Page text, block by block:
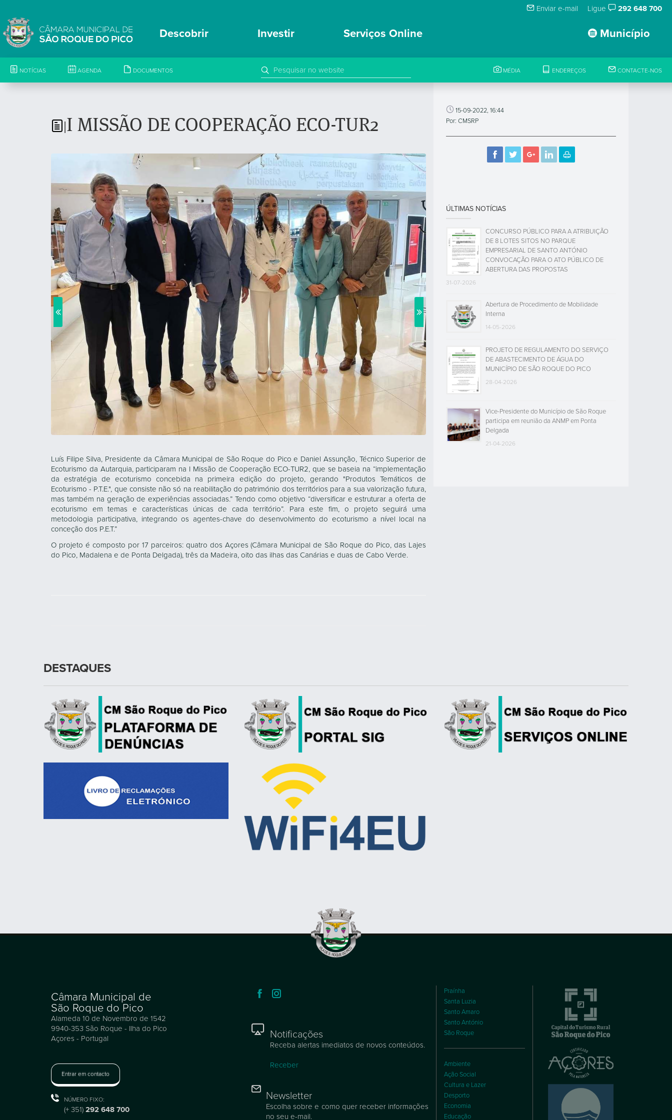
Enviar e-mail Ligue 292 648 700
Município
Descobrir Investir Serviços Online
NOTÍCIAS AGENDA DOCUMENTOS MÉDIA ENDEREÇOS CONTACTE-NOS
I MISSÃO DE COOPERAÇÃO ECO-TUR2
Luís Filipe Silva, Presidente da Câmara Municipal de São Roque do Pico e Daniel Assunção, Técnico Superior de
Ecoturismo da Autarquia, participaram na I Missão de Cooperação ECO-TUR2, que se baseia na “implementação
da estratégia de ecoturismo concebida na primeira edição do projeto, gerando "Produtos Temáticos de
Ecoturismo - P.T.E.", que consiste não só na reabilitação do património dos territórios para a sua valorização futura,
mas também na geração de experiências associadas.” Tendo como objetivo “diversificar e estruturar a oferta de
ecoturismo em temas e características únicas de cada território”. Para este fim, o projeto seguirá uma
metodologia participativa, integrando os agentes-chave do desenvolvimento do ecoturismo a nível local na
conceção dos P.E.T.”
O projeto é composto por 17 parceiros: quatro dos Açores (Câmara Municipal de São Roque do Pico, das Lajes
do Pico, Madalena e de Ponta Delgada), três da Madeira, oito das ilhas das Canárias e duas de Cabo Verde.
15-09-2022, 16:44
Por: CMSRP
ÚLTIMAS NOTÍCIAS
CONCURSO PÚBLICO PARA A ATRIBUIÇÃO
DE 8 LOTES SITOS NO PARQUE
EMPRESARIAL DE SANTO ANTÓNIO
CONVOCAÇÃO PARA O ATO PÚBLICO DE
ABERTURA DAS PROPOSTAS
31-07-2026
Abertura de Procedimento de Mobilidade
Interna
14-05-2026
PROJETO DE REGULAMENTO DO SERVIÇO
DE ABASTECIMENTO DE ÁGUA DO
MUNICÍPIO DE SÃO ROQUE DO PICO
28-04-2026
Vice-Presidente do Município de São Roque
participa em reunião da ANMP em Ponta
Delgada
21-04-2026
DESTAQUES
Câmara Municipal de
São Roque do Pico
Alameda 10 de Novembro de 1542
9940-353 São Roque - Ilha do Pico
Açores - Portugal
Entrar em contacto
NÚMERO FIXO:
(+ 351) 292 648 700
Notificações
Receba alertas imediatos de novos conteúdos.
Receber
Newsletter
Escolha sobre e como quer receber informações
no seu e-mail.
Praínha
Santa Luzia
Santo Amaro
Santo António
São Roque
Ambiente
Ação Social
Cultura e Lazer
Desporto
Economia
Educação